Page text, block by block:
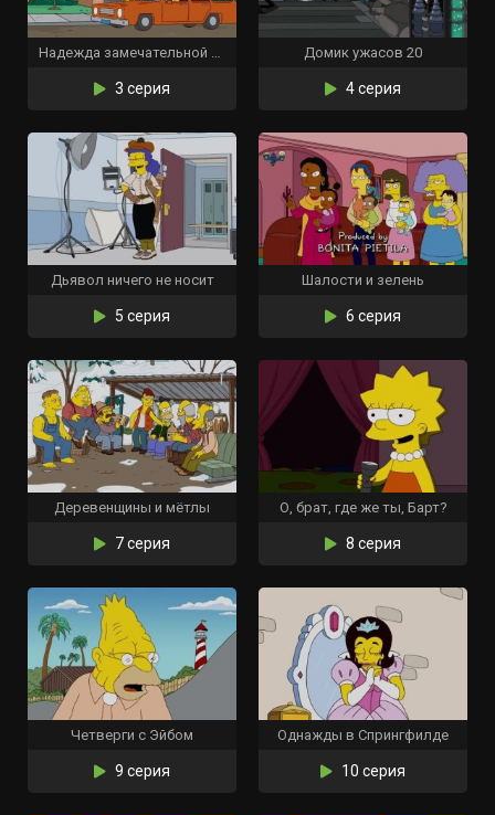
Надежда замечательной жены
3 серия
Домик ужасов 20
4 серия
Дьявол ничего не носит
5 серия
Шалости и зелень
6 серия
Деревенщины и мётлы
7 серия
О, брат, где же ты, Барт?
8 серия
Четверги с Эйбом
9 серия
Однажды в Спрингфилде
10 серия